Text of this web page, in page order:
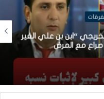
“ابن بن علي الغير
مع المرض